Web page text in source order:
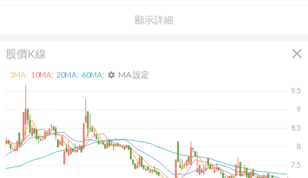
顯示詳細
股價K線 close
7.5
8
8.5
9
9.5
5MA: 10MA: 20MA: 60MA: settings MA 設定